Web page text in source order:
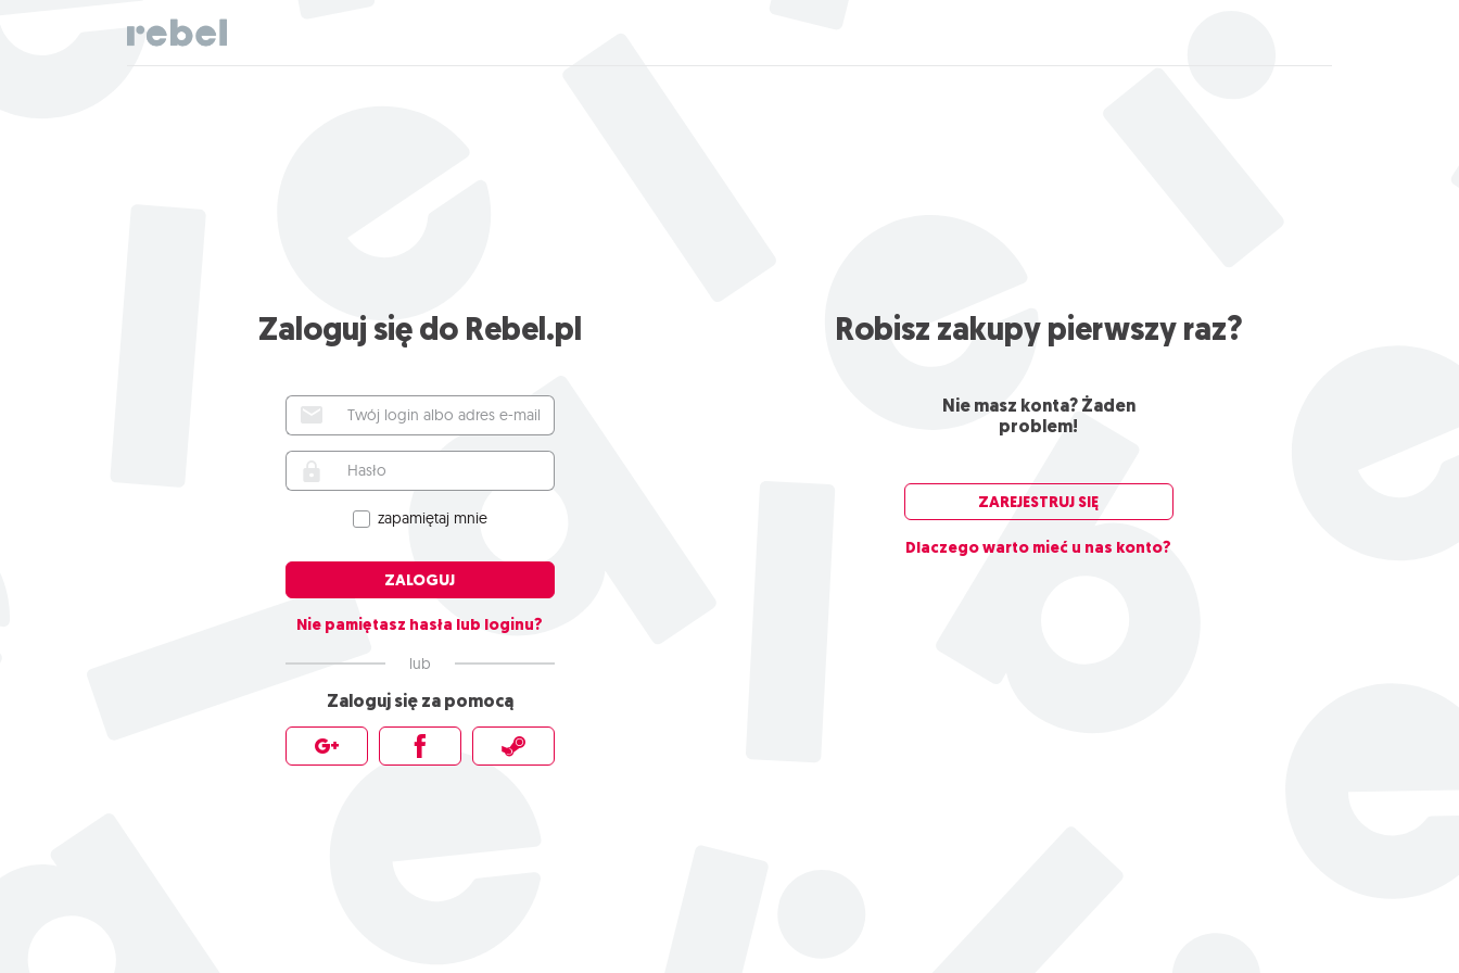
Zaloguj się do Rebel.pl
Twój login albo adres e-mail
zapamiętaj mnie
ZALOGUJ
Nie pamiętasz hasła lub loginu?
lub
Zaloguj się za pomocą
Robisz zakupy pierwszy raz?
Nie masz konta? Żaden
problem!
ZAREJESTRUJ SIĘ
Dlaczego warto mieć u nas konto?